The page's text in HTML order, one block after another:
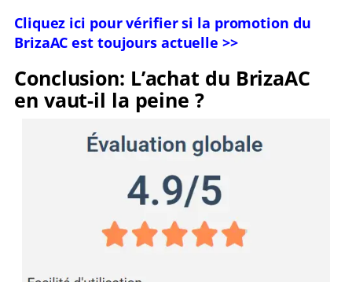
Cliquez ici pour vérifier si la promotion du
BrizaAC est toujours actuelle >>
Conclusion: L’achat du BrizaAC
en vaut-il la peine ?